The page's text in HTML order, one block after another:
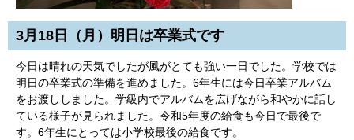
3月18日（月）明日は卒業式です
今日は晴れの天気でしたが風がとても強い一日でした。学校では
明日の卒業式の準備を進めました。6年生には今日卒業アルバム
をお渡ししました。学級内でアルバムを広げながら和やかに話し
ている様子が見られました。令和5年度の給食も今日で最後で
す。6年生にとっては小学校最後の給食です。